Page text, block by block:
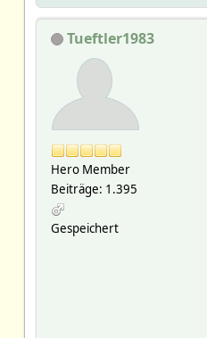
Tueftler1983
Hero Member
Beiträge: 1.395
Gespeichert